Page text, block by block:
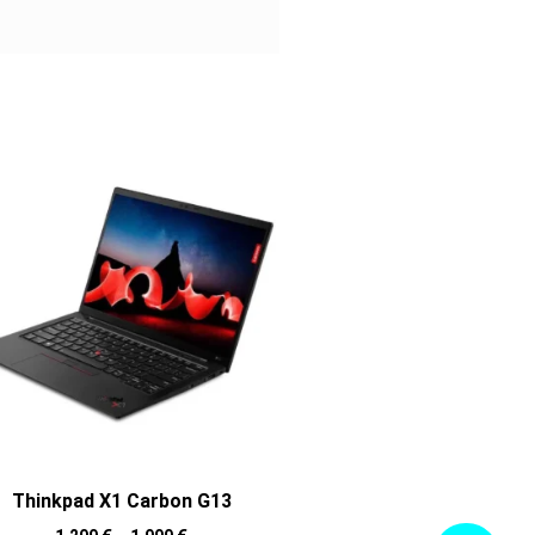
Thinkpad X1 Carbon G13